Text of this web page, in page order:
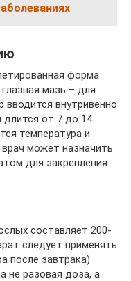
форма
мазь – для
вводится внутривенно
длится от 7 до 14
температура и
может назначить
для закрепления
составляет 200-
следует применять
после завтрака)
не разовая доза, а